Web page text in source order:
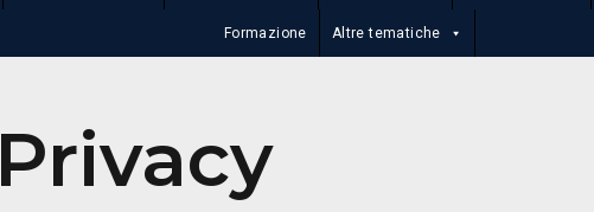
Formazione Altre tematiche
Privacy